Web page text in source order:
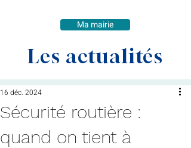
Ma mairie
Les actualités
Sécurité routière :
quand on tient à
16 déc. 2024